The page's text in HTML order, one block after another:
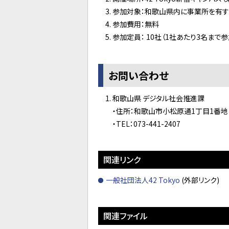
参加対象：和歌山県内に事業所を有
参加費用：無料
参加定員： 10社（1社あたり3名まで参
お問い合わせ
1. 和歌山県 デジタル社会推進課
・住所：和歌山市小松原通1丁目1番地
・TEL：073-441-2407
関連リンク
一般社団法人42 Tokyo (外部リンク)
関連ファイル